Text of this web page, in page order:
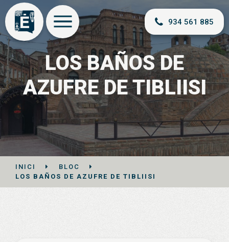
934 561 885
LOS BAÑOS DE
AZUFRE DE TIBLIISI
INICI
BLOC
LOS BAÑOS DE AZUFRE DE TIBLIISI